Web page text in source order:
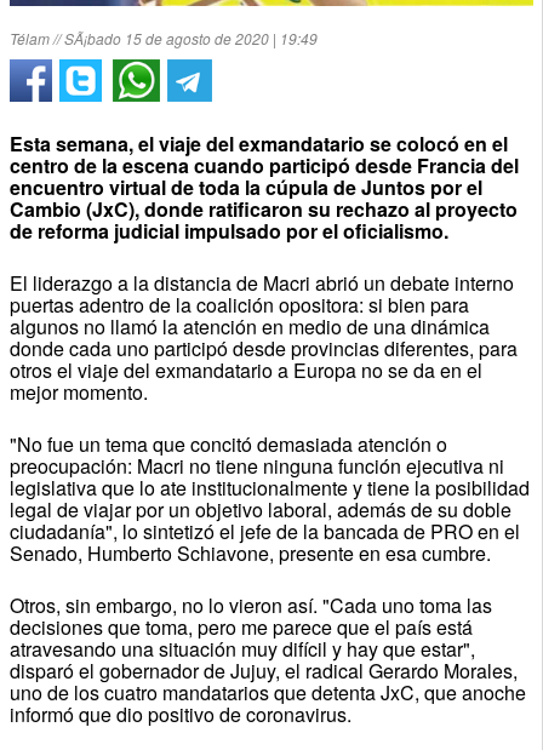
Télam // SÃ¡bado 15 de agosto de 2020 | 19:49
Esta semana, el viaje del exmandatario se colocó en el
centro de la escena cuando participó desde Francia del
encuentro virtual de toda la cúpula de Juntos por el
Cambio (JxC), donde ratificaron su rechazo al proyecto
de reforma judicial impulsado por el oficialismo.
El liderazgo a la distancia de Macri abrió un debate interno
puertas adentro de la coalición opositora: si bien para
algunos no llamó la atención en medio de una dinámica
donde cada uno participó desde provincias diferentes, para
otros el viaje del exmandatario a Europa no se da en el
mejor momento.
"No fue un tema que concitó demasiada atención o
preocupación: Macri no tiene ninguna función ejecutiva ni
legislativa que lo ate institucionalmente y tiene la posibilidad
legal de viajar por un objetivo laboral, además de su doble
ciudadanía", lo sintetizó el jefe de la bancada de PRO en el
Senado, Humberto Schiavone, presente en esa cumbre.
Otros, sin embargo, no lo vieron así. "Cada uno toma las
decisiones que toma, pero me parece que el país está
atravesando una situación muy difícil y hay que estar",
disparó el gobernador de Jujuy, el radical Gerardo Morales,
uno de los cuatro mandatarios que detenta JxC, que anoche
informó que dio positivo de coronavirus.